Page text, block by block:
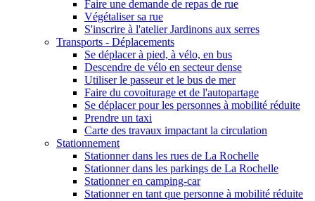
Faire une demande de repas de rue
Végétaliser sa rue
S'inscrire à l'atelier Jardinons aux serres
Transports - Déplacements
Se déplacer à pied, à vélo, en bus
Descendre de vélo en secteur dense
Utiliser le passeur et le bus de mer
Faire du covoiturage et de l'autopartage
Se déplacer pour les personnes à mobilité réduite
Prendre un taxi
Carte des travaux impactant la circulation
Stationnement
Stationner dans les rues de La Rochelle
Stationner dans les parkings de La Rochelle
Stationner en camping-car
Stationner en tant que personne à mobilité réduite